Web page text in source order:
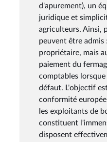
d'apurement), un
juridique et
agriculteurs. Ainsi,
peuvent être
propriétaire, mais
paiement du
comptables
défaut. L'objectif
conformité
les exploitants de
constituent
disposent